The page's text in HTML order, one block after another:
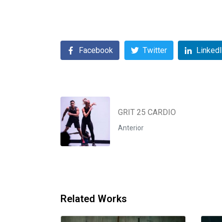
Facebook Twitter
GRIT 25 CARDIO
Anterior
Related Works